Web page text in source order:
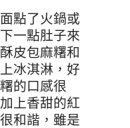
點了火鍋或
一點肚子來
皮包麻糬和
冰淇淋，好
的口感很
上香甜的紅
和諧，雖是